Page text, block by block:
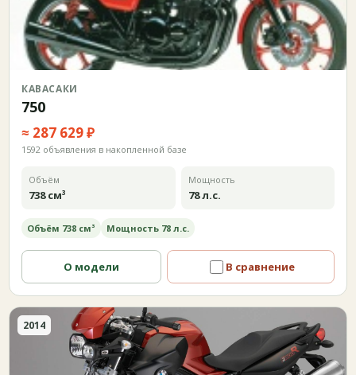
КАВАСАКИ
750
≈ 287 629 ₽
1592 объявления в накопленной базе
Объём
738 см³
Мощность
78 л.с.
Объём 738 см³ Мощность 78 л.с.
О модели В сравнение
2014